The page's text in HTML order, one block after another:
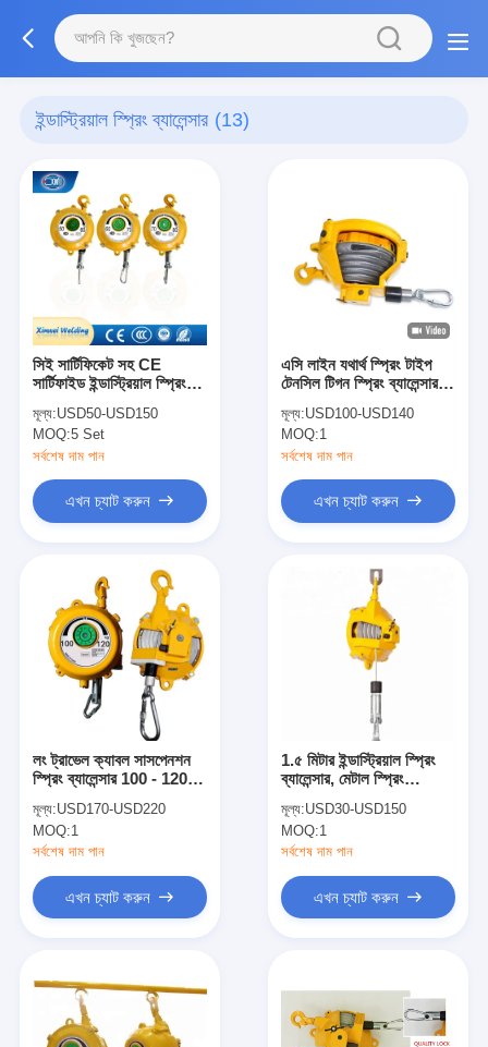
ইন্ডাস্ট্রিয়াল স্প্রিং ব্যালেন্সার (13)
সিই সার্টিফিকেট সহ CE
সার্টিফাইড ইন্ডাস্ট্রিয়াল স্প্রিং
মূল্য:USD50-USD150
MOQ:5 Set
সর্বশেষ দাম পান
এখন চ্যাট করুন
এসি লাইন যথার্থ স্প্রিং টাইপ
টেনসিল টিগন স্প্রিং ব্যালেন্সার
মূল্য:USD100-USD140
MOQ:1
সর্বশেষ দাম পান
এখন চ্যাট করুন
লং ট্রাভেল ক্যাবল সাসপেনশন
স্প্রিং ব্যালেন্সার 100 - 120
মূল্য:USD170-USD220
MOQ:1
সর্বশেষ দাম পান
এখন চ্যাট করুন
1.৫ মিটার ইন্ডাস্ট্রিয়াল স্প্রিং
ব্যালেন্সার, মেটাল স্প্রিং
মূল্য:USD30-USD150
MOQ:1
সর্বশেষ দাম পান
এখন চ্যাট করুন